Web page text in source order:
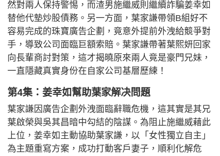
然對兩人保持警惕，而渣男施繼威則繼續詐騙姜幸如
替他代墊炒股債務。另一方面，葉家謙帶領B組好不
容易完成的珠寶廣告企劃，竟意外提前外洩給競爭對
手，導致公司面臨巨額索賠。葉家謙帶著葉熙妍回家
向長輩商討對策，這才揭曉原來兩人竟是豪門兄妹，
一直隱藏真實身份在自家公司基層歷練！
第4集：姜幸如幫助葉家解决問題
葉家謙因廣告企劃外洩面臨辭職危機，這其實是其兄
葉啟榮與吳其昌暗中勾結的陰謀。為阻止施繼威藉此
上位，姜幸如主動協助葉家謙，以「女性獨立自主」
為主題重寫方案，成功打動客戶妻子，順利化解危